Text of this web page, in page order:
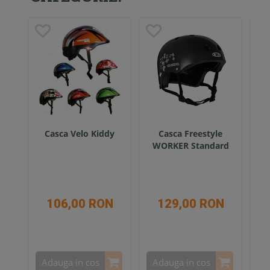
Casca Velo Kiddy
106,00 RON
Adauga in cos
Casca Freestyle
WORKER Standard
129,00 RON
Adauga in cos